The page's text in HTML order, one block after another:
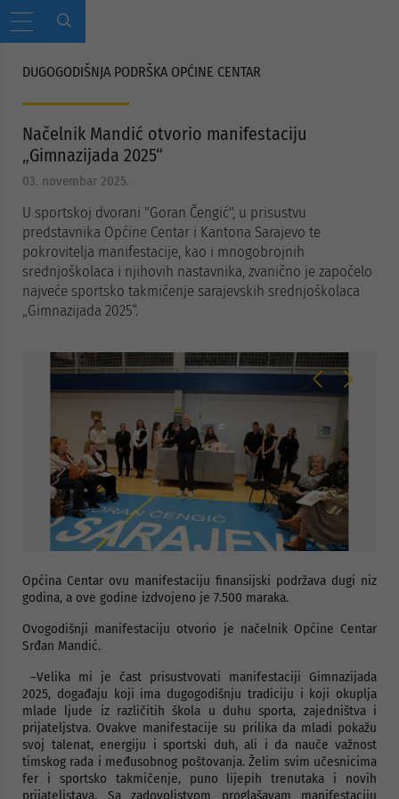
DUGOGODIŠNJA PODRŠKA OPĆINE CENTAR
Načelnik Mandić otvorio manifestaciju
„Gimnazijada 2025“
03. novembar 2025.
U sportskoj dvorani "Goran Čengić", u prisustvu
predstavnika Općine Centar i Kantona Sarajevo te
pokrovitelja manifestacije, kao i mnogobrojnih
srednjoškolaca i njihovih nastavnika, zvanično je započelo
najveće sportsko takmičenje sarajevskih srednjoškolaca
„Gimnazijada 2025“.
Općina Centar ovu manifestaciju finansijski podržava dugi niz
godina, a ove godine izdvojeno je 7.500 maraka.
Ovogodišnji manifestaciju otvorio je načelnik Općine Centar
Srđan Mandić.
–Velika mi je čast prisustvovati manifestaciji Gimnazijada
2025, događaju koji ima dugogodišnju tradiciju i koji okuplja
mlade ljude iz različitih škola u duhu sporta, zajedništva i
prijateljstva. Ovakve manifestacije su prilika da mladi pokažu
svoj talenat, energiju i sportski duh, ali i da nauče važnost
timskog rada i međusobnog poštovanja. Želim svim učesnicima
fer i sportsko takmičenje, puno lijepih trenutaka i novih
prijateljstava. Sa zadovoljstvom proglašavam manifestaciju